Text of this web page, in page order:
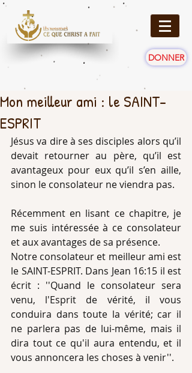
DONNER
Mon meilleur ami : le SAINT-
ESPRIT
Jésus va dire à ses disciples alors qu’il
devait retourner au père, qu’il est
avantageux pour eux qu’il s’en aille,
sinon le consolateur ne viendra pas.
Récemment en lisant ce chapitre, je
me suis intéressée à ce consolateur
et aux avantages de sa présence.
Notre consolateur et meilleur ami est
le SAINT-ESPRIT. Dans Jean 16:15 il est
écrit : ''Quand le consolateur sera
venu, l'Esprit de vérité, il vous
conduira dans toute la vérité; car il
ne parlera pas de lui-même, mais il
dira tout ce qu'il aura entendu, et il
vous annoncera les choses à venir''.